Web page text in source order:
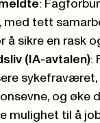
:
tett
å sikre en rask
(IA-avtalen):
og øke
mulighet til å